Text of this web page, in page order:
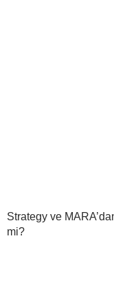
Strategy ve
mi?